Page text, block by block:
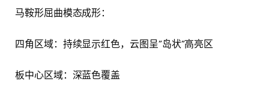
马鞍形屈曲模态成形：
四角区域：持续显示红色，云图呈”岛状”高亮区
板中心区域：深蓝色覆盖